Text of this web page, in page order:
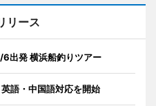
リース
6出発 横浜船釣りツアー
語・中国語対応を開始